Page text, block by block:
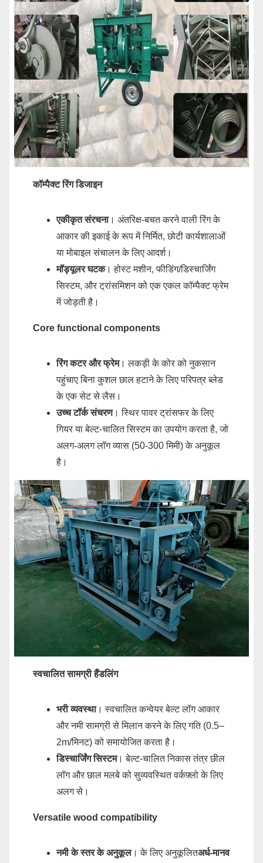
कॉम्पैक्ट रिंग डिजाइन
एकीकृत संरचना। अंतरिक्ष-बचत करने वाली रिंग के
आकार की इकाई के रूप में निर्मित, छोटी कार्यशालाओं
या मोबाइल संचालन के लिए आदर्श।
मॉड्यूलर घटक। होस्ट मशीन, फीडिंग/डिस्चार्जिंग
सिस्टम, और ट्रांसमिशन को एक एकल कॉम्पैक्ट फ्रेम
में जोड़ती है।
Core functional components
रिंग कटर और फ्रेम। लकड़ी के कोर को नुकसान
पहुंचाए बिना कुशल छाल हटाने के लिए परिपत्र ब्लेड
के एक सेट से लैस।
उच्च टॉर्क संचरण। स्थिर पावर ट्रांसफर के लिए
गियर या बेल्ट-चालित सिस्टम का उपयोग करता है, जो
अलग-अलग लॉग व्यास (50-300 मिमी) के अनुकूल
है।
स्वचालित सामग्री हैंडलिंग
भरी व्यवस्था। स्वचालित कन्वेयर बेल्ट लॉग आकार
और नमी सामग्री से मिलान करने के लिए गति (0.5–
2m/मिनट) को समायोजित करता है।
डिस्चार्जिंग सिस्टम। बेल्ट-चालित निकास तंत्र छील
लॉग और छाल मलबे को सुव्यवस्थित वर्कफ़्लो के लिए
अलग से।
Versatile wood compatibility
नमी के स्तर के अनुकूल। के लिए अनुकूलितअर्ध-मानव